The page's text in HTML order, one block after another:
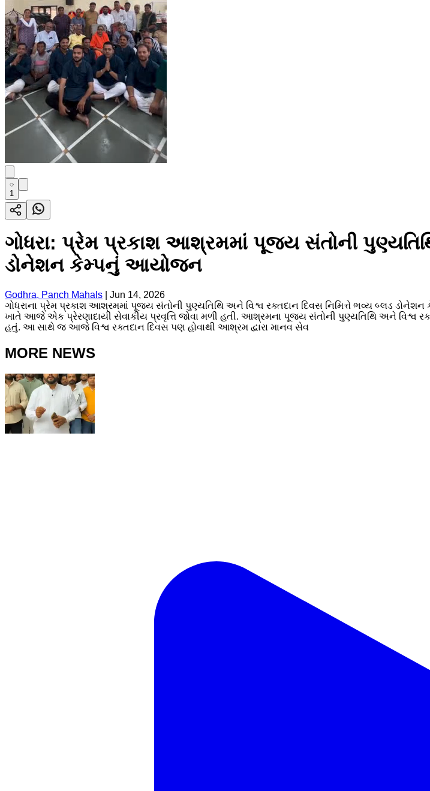
1
ગોધરા: પ્રેમ પ્રકાશ આશ્રમમાં પૂજ્ય સંતોની
ડોનેશન કેમ્પનું આયોજન
Godhra, Panch Mahals
Jun 14, 2026
ગોધરાના પ્રેમ પ્રકાશ આશ્રમમાં પૂજ્ય સંતોની પુણ્યતિથિ અને વિશ્વ રક્તદાન દિવસ નિમિત્તે ભવ્ય બ્લડ
ખાતે આજે એક પ્રેરણાદાયી સેવાકીય પ્રવૃત્તિ જોવા મળી હતી. આશ્રમના પૂજ્ય સંતોની પુણ્યતિથિ અને વિશ્વ
હતું. આ સાથે જ આજે વિશ્વ રક્તદાન દિવસ પણ હોવાથી આશ્રમ દ્વારા માનવ સેવ
MORE NEWS